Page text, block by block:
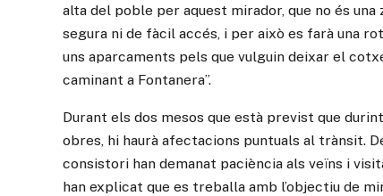
alta del poble per aquest mirador, que no és una
segura ni de fàcil accés, i per això es farà una
uns aparcaments pels que vulguin deixar el
caminant a Fontanera”.
Durant els dos mesos que està previst que
obres, hi haurà afectacions puntuals al trànsit.
consistori han demanat paciència als veïns i
han explicat que es treballa amb l’objectiu de